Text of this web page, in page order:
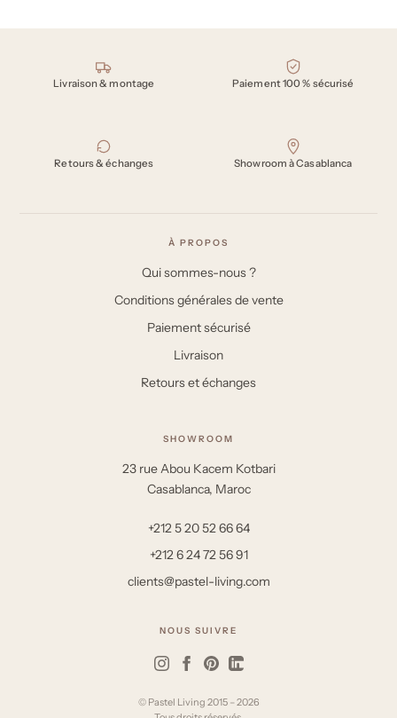
Nos engagements
Livraison & montage Paiement 100 % sécurisé
Retours & échanges Showroom à Casablanca
À PROPOS
Qui sommes-nous ?
Conditions générales de vente
Paiement sécurisé
Livraison
Retours et échanges
SHOWROOM
23 rue Abou Kacem Kotbari
Casablanca, Maroc
+212 5 20 52 66 64
+212 6 24 72 56 91
clients@pastel-living.com
NOUS SUIVRE
© Pastel Living 2015 – 2026